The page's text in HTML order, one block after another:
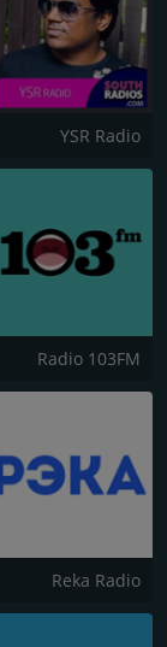
YSR Radio
Radio 103FM
Reka Radio